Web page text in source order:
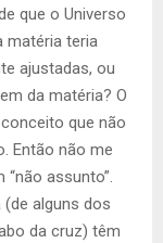
que o Universo
matéria teria
ajustadas, ou
da matéria? O
que não
Então não me
“não assunto”.
alguns dos
da cruz) têm